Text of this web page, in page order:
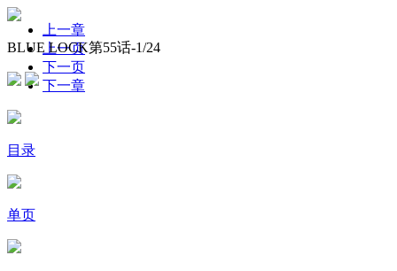
BLUE LOCK第55话-1/24
上一章
上一页
下一页
下一章
目录
单页